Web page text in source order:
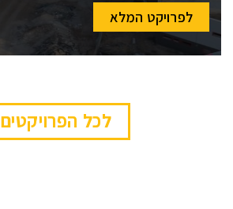
לפרויקט המלא
לכל הפרויקטים